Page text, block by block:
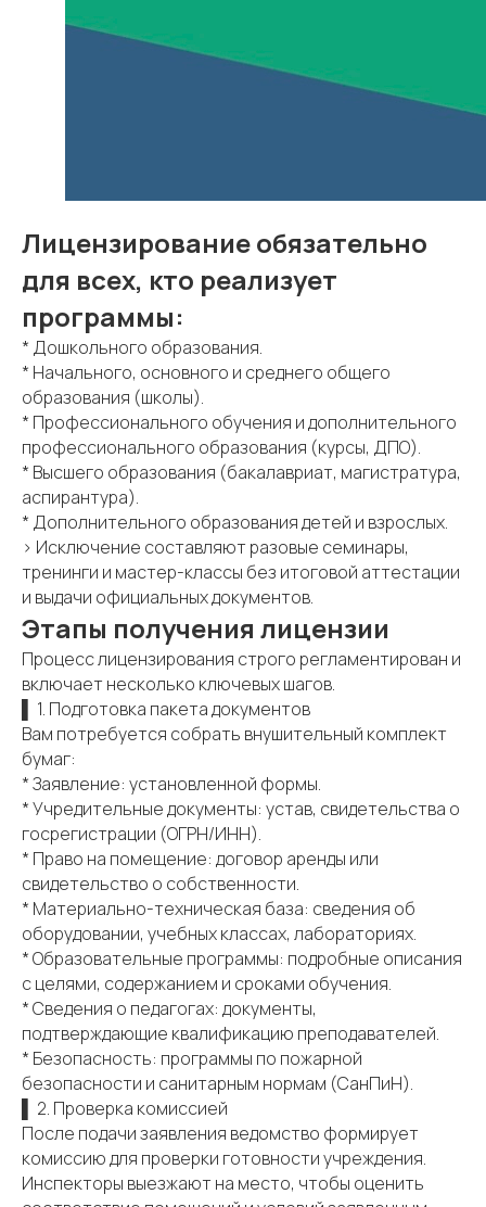
Лицензирование обязательно
для всех, кто реализует
программы:
* Дошкольного образования.
* Начального, основного и среднего общего
образования (школы).
* Профессионального обучения и дополнительного
профессионального образования (курсы, ДПО).
* Высшего образования (бакалавриат, магистратура,
аспирантура).
* Дополнительного образования детей и взрослых.
> Исключение составляют разовые семинары,
тренинги и мастер-классы без итоговой аттестации
и выдачи официальных документов.
Этапы получения лицензии
Процесс лицензирования строго регламентирован и
включает несколько ключевых шагов.
▌ 1. Подготовка пакета документов
Вам потребуется собрать внушительный комплект
бумаг:
* Заявление: установленной формы.
* Учредительные документы: устав, свидетельства о
госрегистрации (ОГРН/ИНН).
* Право на помещение: договор аренды или
свидетельство о собственности.
* Материально-техническая база: сведения об
оборудовании, учебных классах, лабораториях.
* Образовательные программы: подробные описания
с целями, содержанием и сроками обучения.
* Сведения о педагогах: документы,
подтверждающие квалификацию преподавателей.
* Безопасность: программы по пожарной
безопасности и санитарным нормам (СанПиН).
▌ 2. Проверка комиссией
После подачи заявления ведомство формирует
комиссию для проверки готовности учреждения.
Инспекторы выезжают на место, чтобы оценить